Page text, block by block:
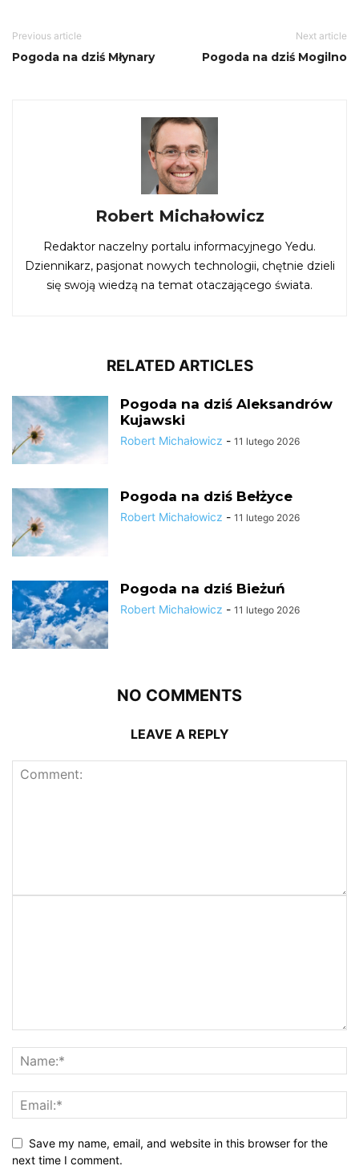
Previous article
Pogoda na dziś Młynary
Next article
Pogoda na dziś Mogilno
Robert Michałowicz
Redaktor naczelny portalu informacyjnego Yedu.
Dziennikarz, pasjonat nowych technologii, chętnie dzieli
się swoją wiedzą na temat otaczającego świata.
RELATED ARTICLES
Pogoda na dziś Aleksandrów
Kujawski
Robert Michałowicz - 11 lutego 2026
Pogoda na dziś Bełżyce
Robert Michałowicz - 11 lutego 2026
Pogoda na dziś Bieżuń
Robert Michałowicz - 11 lutego 2026
NO COMMENTS
LEAVE A REPLY
Save my name, email, and website in this browser for the
next time I comment.